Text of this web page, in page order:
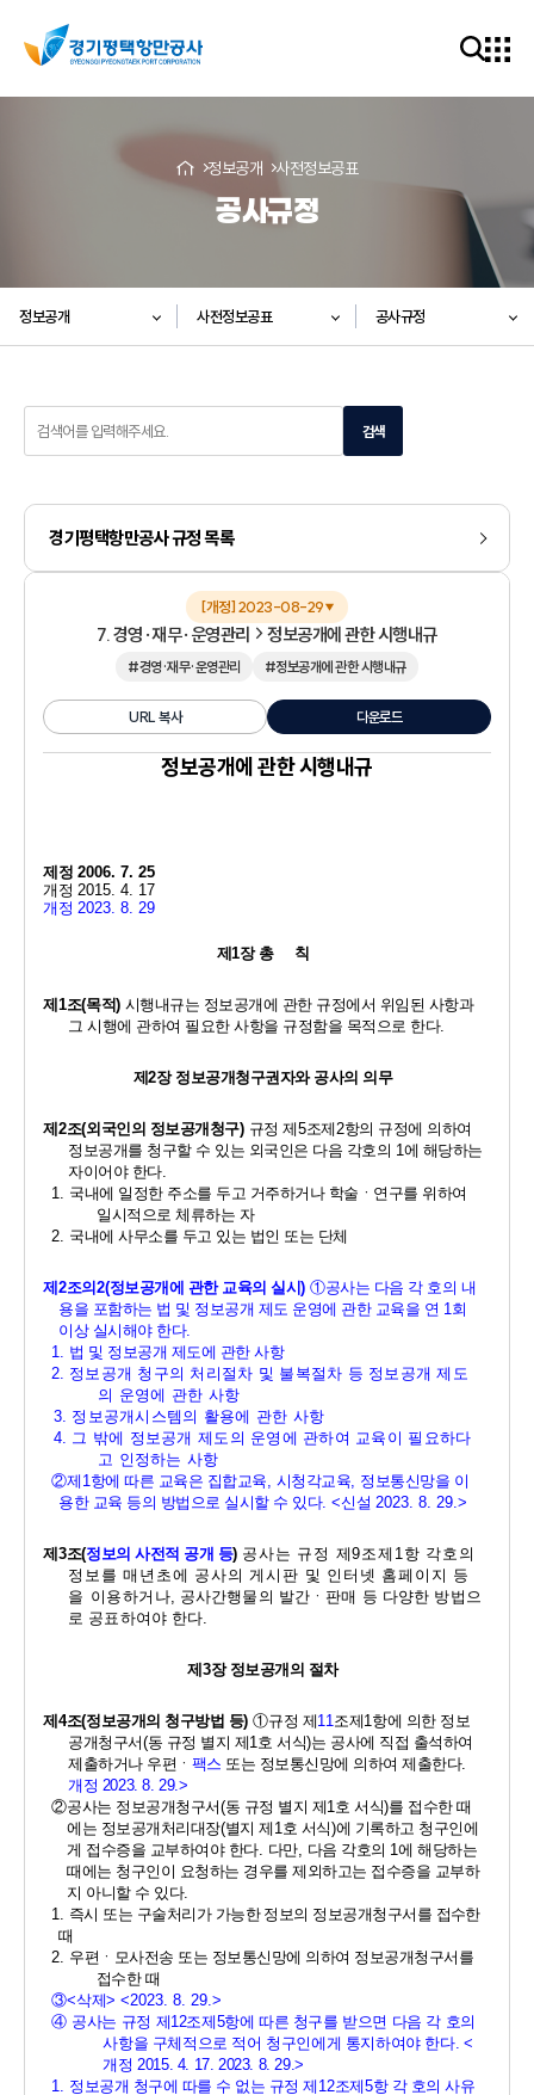
정보공개 사전정보공표
공사규정
정보공개 사전정보공표 공사규정
색
검색
경기평택항만공사 규정 목록
[개정] 2023-08-29▼
7. 경영·재무·운영관리 정보공개에 관한 시행내규
#경영·재무·운영관리 #정보공개에 관한 시행내규
URL 복사 다운로드
정보공개에 관한 시행내규
제정 2006. 7. 25
개정 2015. 4. 17
개정 2023. 8. 29
제1장 총     칙
제 1조(목적) 시행내규는 정보공개에 관한 규정에서 위임된 사항과
그 시행에 관하여 필요한 사항을 규정함을 목적으로 한다.
제2장 정보공개청구권자와 공사의 의무
제 2조(외국인의 정보공개청구) 규정 제5조제2항의 규정에 의하여
정보공개를 청구할 수 있는 외국인은 다음 각호의 1에 해당하는
자이어야 한다.
1. 국내에 일정한 주소를 두고 거주하거나 학술ㆍ연구를 위하여
일시적으로 체류하는 자
2. 국내에 사무소를 두고 있는 법인 또는 단체
제 2조의 2(정보공개에 관한 교육의 실시 ) ①공사는 다음 각 호의 내
용을 포함하는 법 및 정보공개 제도 운영에 관한 교육을 연 1회
이상 실시해야 한다.
1. 법 및 정보공개 제도에 관한 사항
2. 정보공개 청구의 처리절차 및 불복절차 등 정보공개 제도
의 운영에 관한 사항
3. 정보공개시스템의 활용에 관한 사항
4. 그 밖에 정보공개 제도의 운영에 관하여 교육이 필요하다
고 인정하는 사항
②제 1항에 따른 교육은 집합교육, 시청각교육, 정보통신망을 이
용한 교육 등의 방법으로 실시할 수 있다. <신설 2023. 8. 29.>
제 3조(정보의 사전적 공개 등) 공사는 규정 제9조제 1항 각호의
정보를 매년초에 공사의 게시판 및 인터넷 홈페이지 등
을 이용하거나, 공사간행물의 발간ㆍ판매 등 다양한 방법으
로 공표하여야 한다.
제 3장 정보공개의 절차
제 4조(정보공개의 청구방법 등) ①규정 제11조제1항에 의한 정보
공개청구서(동 규정 별지 제1호 서식)는 공사에 직접 출석하여
제출하거나 우편ㆍ 팩스 또는 정보통신망에 의하여 제출한다
개정 2023. 8. 29.>
②공사는 정보공개청구서(동 규정 별지 제1호 서식)를 접수한 때
에는 정보공개처리대장(별지 제 1호 서식)에 기록하고 청구인에
게 접수증을 교부하여야 한다. 다만, 다음 각호의 1에 해당하는
때에는 청구인이 요청하는 경우를 제외하고는 접수증을 교부하
지 아니할 수 있다.
1. 즉시 또는 구술처리가 가능한 정보의 정보공개청구서를 접수한
때
2. 우편ㆍ모사전송 또는 정보통신망에 의하여 정보공개청구서를
접수한 때
③<삭제> <2023. 8. 29.>
④ 공사는 규정 제12조제5항에 따른 청구를 받으면 다음 각 호의
사항을 구체적으로 적어 청구인에게 통지하여야 한다. <
개정 2015. 4. 17. 2023. 8. 29.>
1. 정보공개 청구에 따를 수 없는 규정 제 12조제5항 각 호의 사유